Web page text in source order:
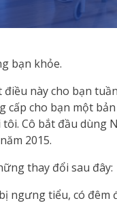
bạn khỏe.
điều này cho bạn
cấp cho bạn một
Cô bắt đầu dùng
2015.
thay đổi sau đây:
ngưng tiểu, có đêm